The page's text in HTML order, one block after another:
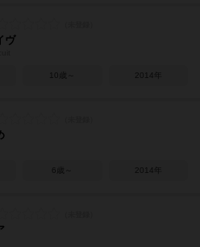
ヴ
10歳～ 2014年
6歳～ 2014年